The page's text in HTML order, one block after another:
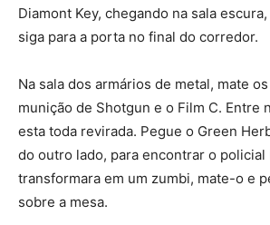
Diamont Key, chegando na sala
siga para a porta no final do corredor.
Na sala dos armários de metal, mate
munição de Shotgun e o Film C. Entre
esta toda revirada. Pegue o Green
do outro lado, para encontrar o policial
transformara em um zumbi, mate-o e
sobre a mesa.